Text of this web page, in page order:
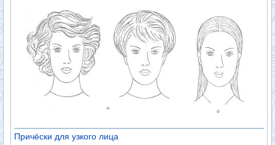
Причёски для узкого лица